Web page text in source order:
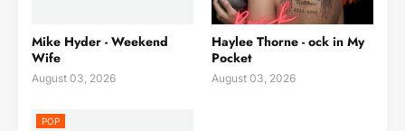
Mike Hyder - Weekend
Wife
August 03, 2026
Haylee Thorne - ock in My
Pocket
August 03, 2026
POP